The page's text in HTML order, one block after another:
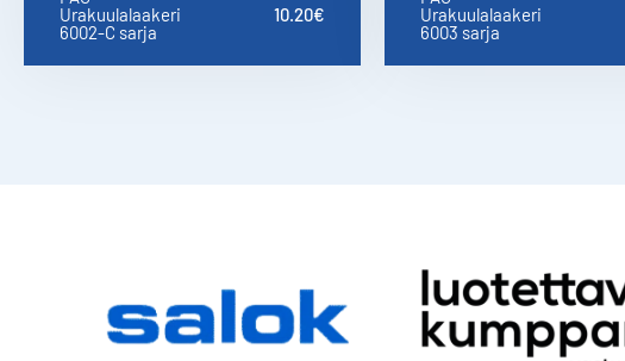
Urakuulalaakeri
6002-C sarja
10.20€
Urakuulalaakeri
6003 sarja